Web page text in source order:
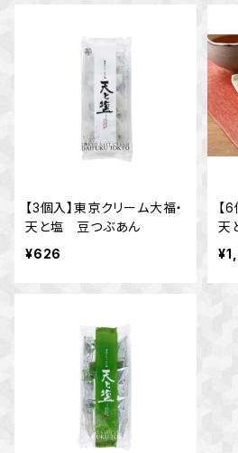
【3個入】東京クリーム大福・
天と塩 豆つぶあん
¥626
【
天